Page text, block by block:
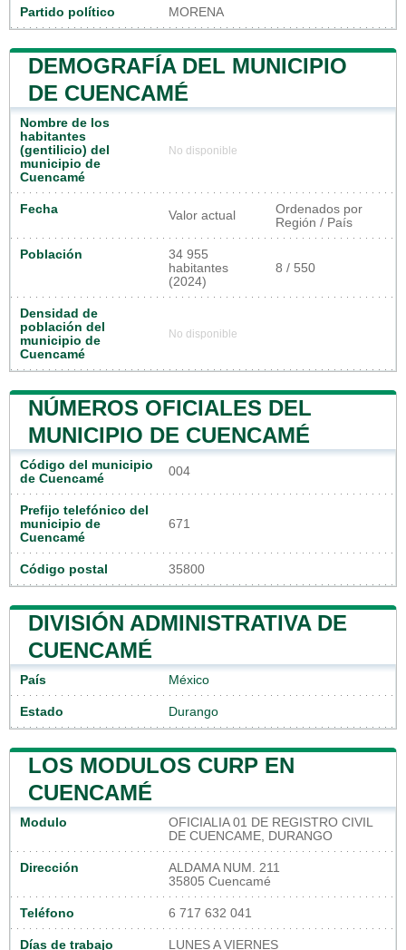
Partido político MORENA
DEMOGRAFÍA DEL MUNICIPIO
DE CUENCAMÉ
Nombre de los
habitantes
(gentilicio) del
municipio de
Cuencamé
No disponible
Fecha Valor actual
Ordenados por
Región / País
Población
34 955
habitantes
(2024)
8 / 550
Densidad de
población del
municipio de
Cuencamé
No disponible
NÚMEROS OFICIALES DEL
MUNICIPIO DE CUENCAMÉ
Código del municipio
de Cuencamé
004
Prefijo telefónico del
municipio de
Cuencamé
671
Código postal 35800
DIVISIÓN ADMINISTRATIVA DE
CUENCAMÉ
País México
Estado Durango
LOS MODULOS CURP EN
CUENCAMÉ
Modulo
OFICIALIA 01 DE REGISTRO CIVIL
DE CUENCAME, DURANGO
Dirección
ALDAMA NUM. 211
35805 Cuencamé
Teléfono 6 717 632 041
Días de trabajo LUNES A VIERNES